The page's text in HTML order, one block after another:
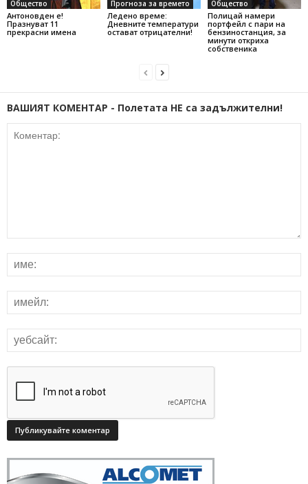
Общество
Антоновден е!
Празнуват 11
прекрасни имена
Прогноза за времето
Ледено време:
Дневните температури
остават отрицателни!
Общество
Полицай намери
портфейл с пари на
бензиностанция, за
минути откриха
собственика
ВАШИЯТ КОМЕНТАР - Полетата НЕ са задължителни!